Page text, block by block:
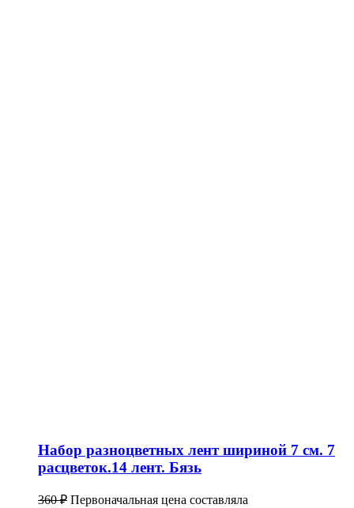
Набор разноцветных лент шириной 7 см. 7
расцветок.14 лент. Бязь
360₽ Первоначальная цена составляла